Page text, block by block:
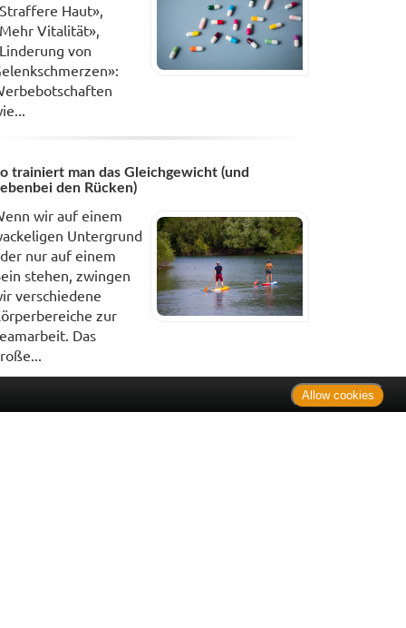
Haut»,
Vitalität»,
von
trainiert man das Gleichgewicht (und
den Rücken)
wir auf einem
Untergrund
nur auf einem
stehen, zwingen
verschiedene
zur
Das
Allow cookies